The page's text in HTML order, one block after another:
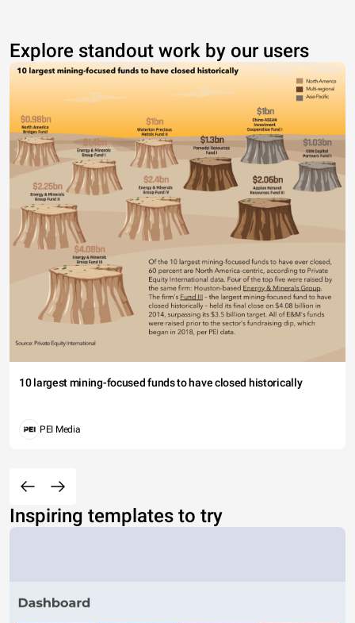
Explore standout work by our users
10 largest mining-focused funds to have closed historically
PEI Media
Inspiring templates to try